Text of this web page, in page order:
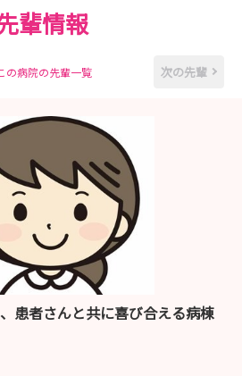
輩情報
の病院の先輩一覧 次の先輩
患者さんと共に喜び合える病棟